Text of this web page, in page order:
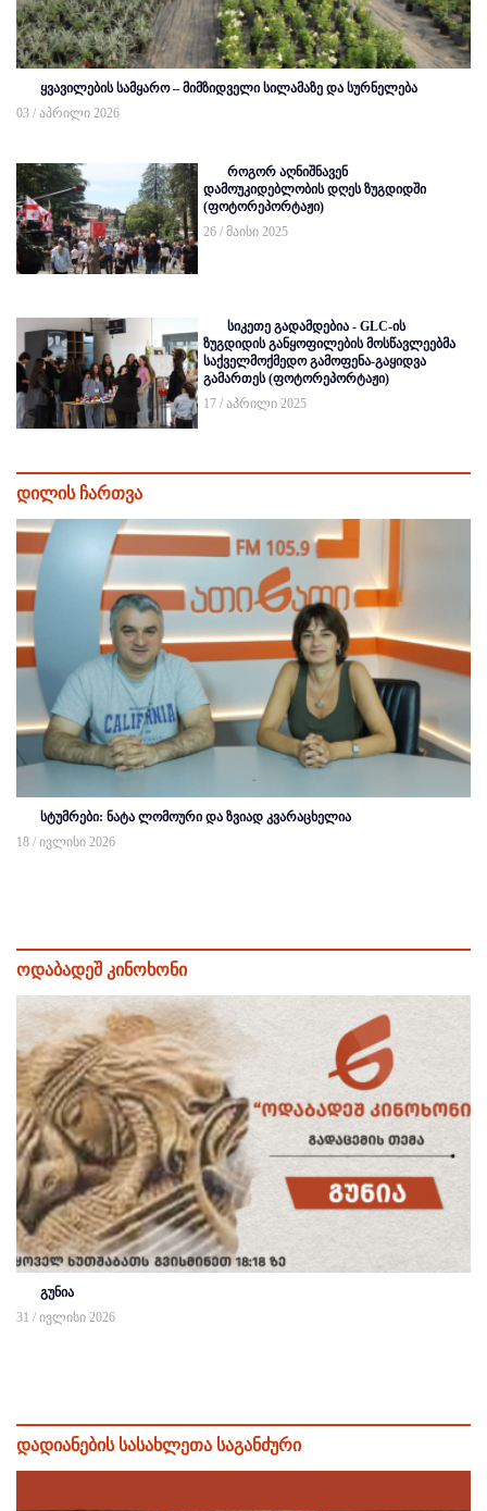
ყვავილების სამყარო – მიმზიდველი სილამაზე და სურნელება
03 / აპრილი 2026
როგორ აღნიშნავენ
დამოუკიდებლობის დღეს ზუგდიდში
(ფოტორეპორტაჟი)
26 / მაისი 2025
სიკეთე გადამდებია - GLC-ის
ზუგდიდის განყოფილების მოსწავლეებმა
საქველმოქმედო გამოფენა-გაყიდვა
გამართეს (ფოტორეპორტაჟი)
17 / აპრილი 2025
დილის ჩართვა
სტუმრები: ნატა ლომოური და ზვიად კვარაცხელია
18 / ივლისი 2026
ოდაბადეშ კინოხონი
გუნია
31 / ივლისი 2026
დადიანების სასახლეთა საგანძური